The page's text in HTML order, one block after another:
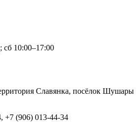
сб 10:00–17:00
Славянка, посёлок Шушары
+7 (906) 013-44-34